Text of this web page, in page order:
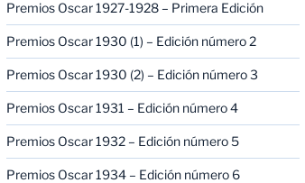
Premios Oscar 1927-1928 – Primera Edición
Premios Oscar 1930 (1) – Edición número 2
Premios Oscar 1930 (2) – Edición número 3
Premios Oscar 1931 – Edición número 4
Premios Oscar 1932 – Edición número 5
Premios Oscar 1934 – Edición número 6